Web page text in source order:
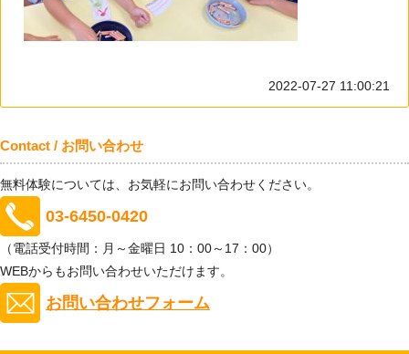
2022-07-27 11:00:21
Contact / お問い合わせ
無料体験については、お気軽にお問い合わせください。
03-6450-0420
（電話受付時間：月～金曜日 10：00～17：00）
WEBからもお問い合わせいただけます。
お問い合わせフォーム